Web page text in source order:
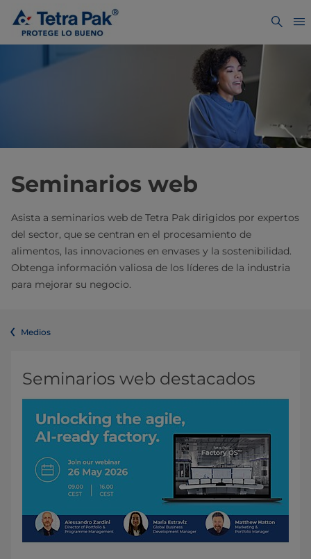
Seminarios web
Asista a seminarios web de Tetra Pak dirigidos por expertos
del sector, que se centran en el procesamiento de
alimentos, las innovaciones en envases y la sostenibilidad.
Obtenga información valiosa de los líderes de la industria
para mejorar su negocio.
Medios
Seminarios web destacados